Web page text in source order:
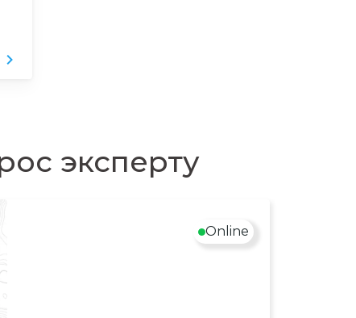
эксперту
Online